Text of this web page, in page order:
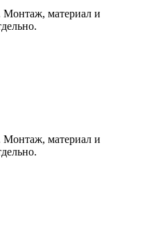
Монтаж, материал и
Монтаж, материал и